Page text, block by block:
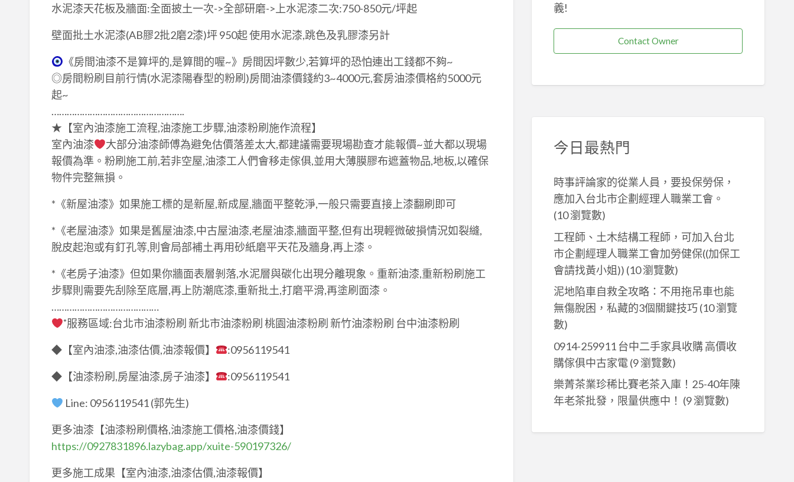
水泥漆天花板及牆面:全面披土一次->全部研磨->上水泥漆二次:750-850元/坪起
壁面批土水泥漆(AB膠2批2磨2漆)坪 950起 使用水泥漆,跳色及乳膠漆另計
《房間油漆不是算坪的,是算間的喔~》房間因坪數少,若算坪的恐怕連出工錢都不夠~
◎房間粉刷目前行情(水泥漆陽春型的粉刷)房間油漆價錢約3~4000元,套房油漆價格約5000元
起~
…………………………………………….
★【室內油漆施工流程,油漆施工步驟,油漆粉刷施作流程】
室內油漆
大部分油漆師傅為避免估價落差太大,都建議需要現場勘查才能報價~並大都以現場
報價為準。粉刷施工前,若非空屋,油漆工人們會移走傢俱,並用大薄膜膠布遮蓋物品,地板,以確保
物件完整無損。
*《新屋油漆》如果施工標的是新屋,新成屋,牆面平整乾淨,一般只需要直接上漆翻刷即可
*《老屋油漆》如果是舊屋油漆,中古屋油漆,老屋油漆,牆面平整,但有出現輕微破損情況如裂縫,
脫皮起泡或有釘孔等,則會局部補土再用砂紙磨平天花及牆身,再上漆。
*《老房子油漆》但如果你牆面表層剝落,水泥層與碳化出現分離現象。重新油漆,重新粉刷施工
步驟則需要先刮除至底層,再上防潮底漆,重新批土,打磨平滑,再塗刷面漆。
……………………………………
˚服務區域:台北市油漆粉刷 新北市油漆粉刷 桃園油漆粉刷 新竹油漆粉刷 台中油漆粉刷
◆【室內油漆,油漆估價,油漆報價】 :0956119541
◆【油漆粉刷,房屋油漆,房子油漆】 :0956119541
Line: 0956119541 (郭先生)
更多油漆【油漆粉刷價格,油漆施工價格,油漆價錢】
https://0927831896.lazybag.app/xuite-590197326/
更多施工成果【室內油漆,油漆估價,油漆報價】
義!
Contact Owner
今日最熱門
時事評論家的從業人員，要投保勞保，
應加入台北市企劃經理人職業工會。
(10 瀏覽數)
工程師、土木結構工程師，可加入台北
市企劃經理人職業工會加勞健保((加保工
會請找黃小姐)) (10 瀏覽數)
泥地陷車自救全攻略：不用拖吊車也能
無傷脫困，私藏的3個關鍵技巧(10 瀏覽
數)
0914-259911 台中二手家具收購 高價收
購傢俱中古家電(9 瀏覽數)
樂菁茶業珍稀比賽老茶入庫！25-40年陳
年老茶批發，限量供應中！ (9 瀏覽數)